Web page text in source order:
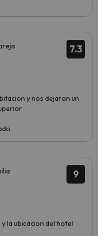
7.3
y nos dejaron un
9
la ubicacion del hotel